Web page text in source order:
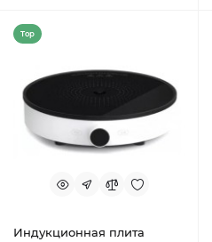
Top
Индукционная плита